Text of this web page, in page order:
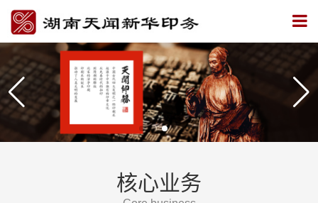
核心业务